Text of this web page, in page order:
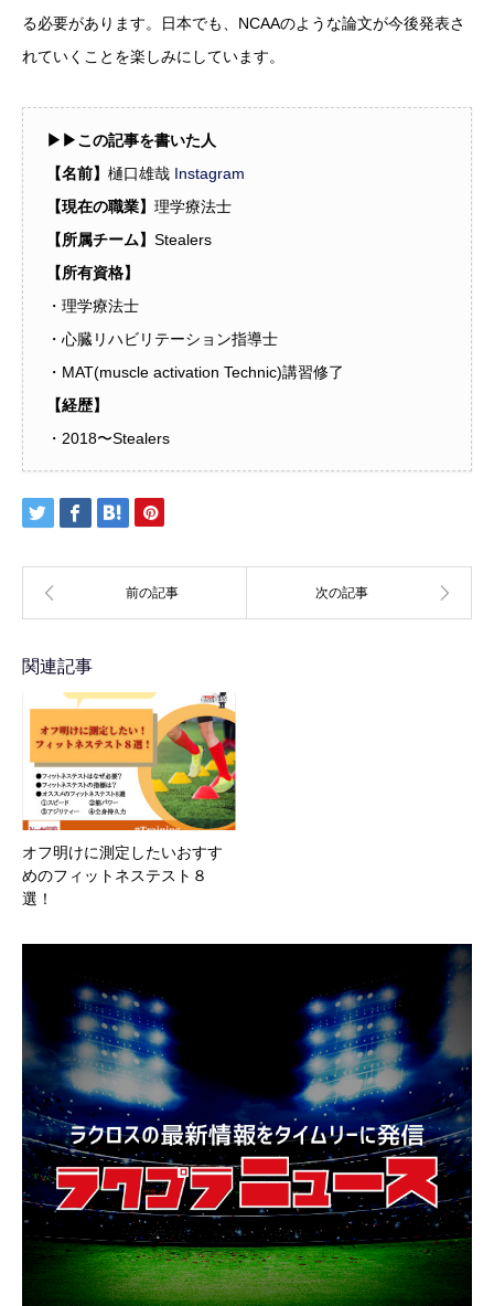
る必要があります。日本でも、NCAAのような論文が今後発表さ
れていくことを楽しみにしています。
▶︎▶︎この記事を書いた人
【名前】 樋口雄哉 Instagram
【現在の職業】 理学療法士
【所属チーム】 Stealers
【所有資格】
・理学療法士
・心臓リハビリテーション指導士
・MAT(muscle activation Technic)講習修了
【経歴】
・2018〜Stealers
関連記事
オフ明けに測定したいおすす
めのフィットネステスト８
選！